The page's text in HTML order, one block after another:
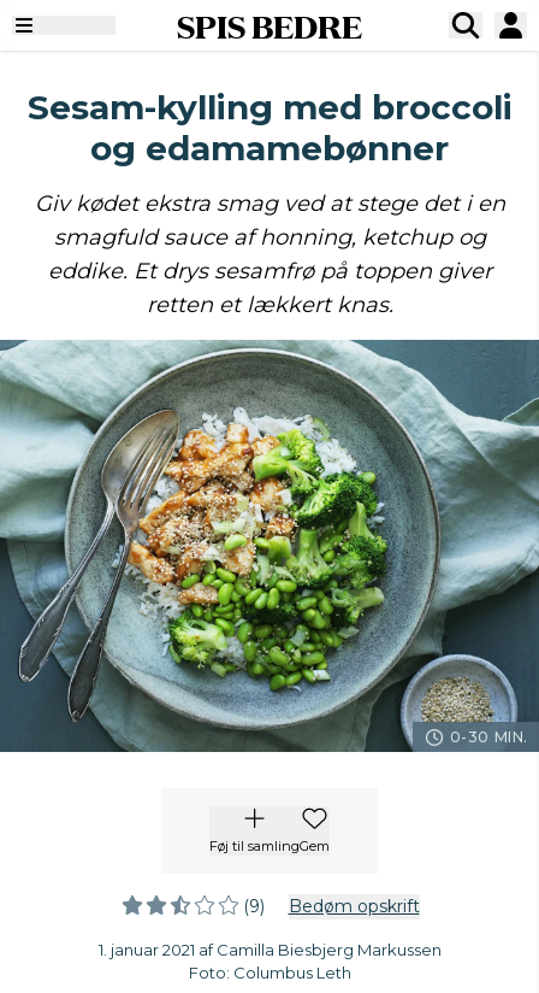
SPIS BEDRE
Sesam-kylling med broccoli
og edamamebønner
Giv kødet ekstra smag ved at stege det i en
smagfuld sauce af honning, ketchup og
eddike. Et drys sesamfrø på toppen giver
retten et lækkert knas.
0-30 MIN.
Føj til samlingGem
(9) Bedøm opskrift
1. januar 2021 af Camilla Biesbjerg Markussen
Foto: Columbus Leth